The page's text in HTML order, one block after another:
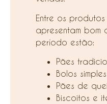
Entre os
apresentam bom
período estão:
Pães
Bolos
Pães de
Biscoitos e